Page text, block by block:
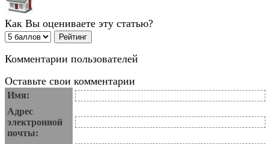
Как Вы оцениваете эту статью?
Комментарии пользователей
Оставьте свои комментарии
Имя:
Адрес
электронной
почты: